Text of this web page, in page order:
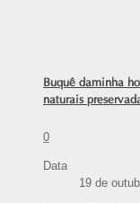
Buquê daminha
naturais
0
Data
19 de